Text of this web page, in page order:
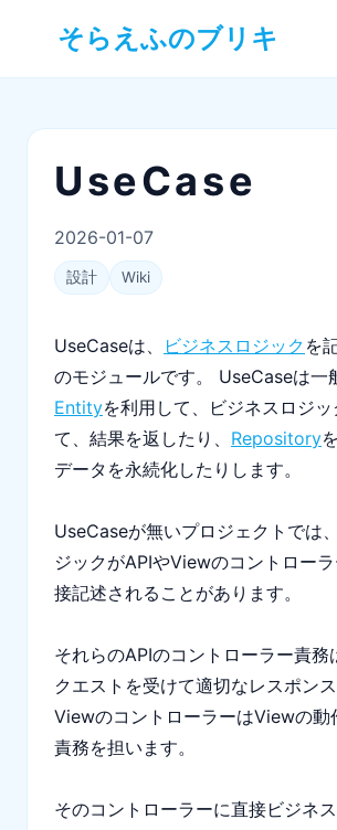
そらえふのブリキ
UseCase
2026-01-07
設計 Wiki
UseCaseは、 ビジネスロジック を
のモジュールです。 UseCaseは一
Entityを利用して、ビジネスロジ
て、結果を返したり、 Repository
データを永続化したりします。
UseCaseが無いプロジェクトでは
ジックがAPIやViewのコントロー
接記述されることがあります。
それらのAPIのコントローラー責務
クエストを受けて適切なレスポンス
ViewのコントローラーはViewの動
責務を担います。
そのコントローラーに直接ビジネ